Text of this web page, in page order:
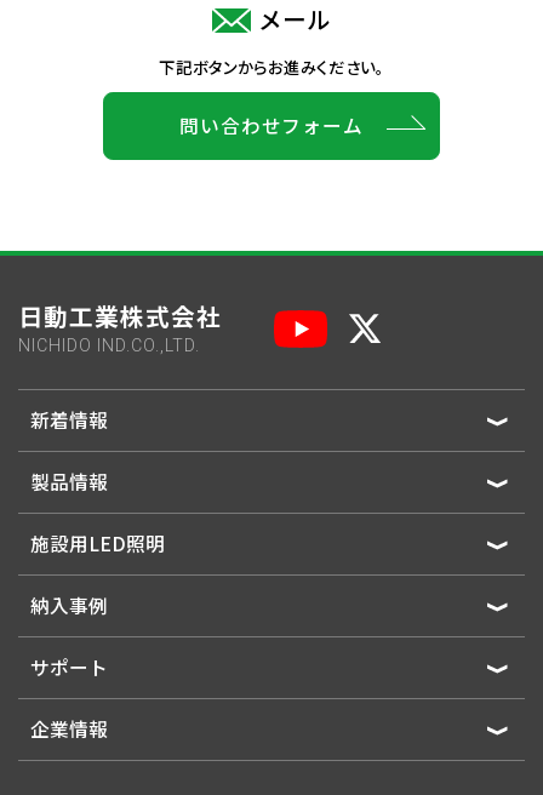
メール
下記ボタンからお進みください。
問い合わせフォーム
日動工業株式会社
NICHIDO IND.CO.,LTD.
新着情報
製品情報
施設用LED照明
納入事例
サポート
企業情報